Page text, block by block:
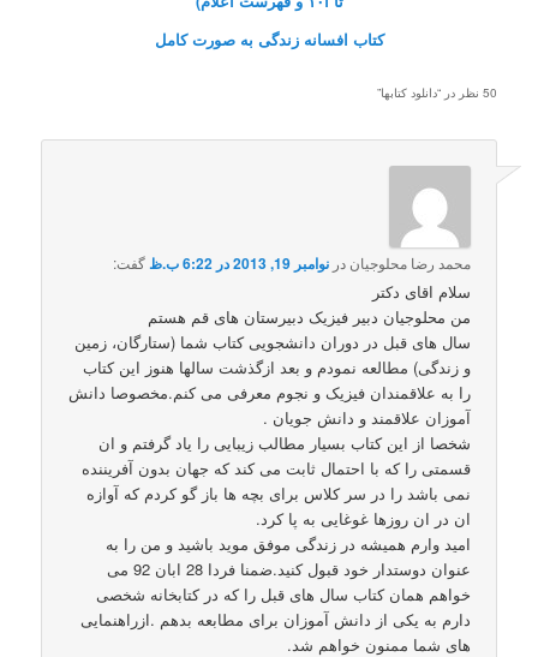
کتاب افسانه زندگی به صورت کامل
50 نظر در “ دانلود کتابها”
محمد رضا محلوجیان درنوامبر 19, 2013 در 6:22 ب.ظ گفت:
سلام اقای دکتر
من محلوجیان دبیر فیزیک دبیرستان های قم هستم
سال های قبل در دوران دانشجویی کتاب شما (ستارگان، زمین
و زندگی) مطالعه نمودم و بعد ازگذشت سالها هنوز این کتاب
را به علاقمندان فیزیک و نجوم معرفی می کنم.مخصوصا دانش
آموزان علاقمند و دانش جویان .
شخصا از این کتاب بسیار مطالب زیبایی را یاد گرفتم و ان
قسمتی را که با احتمال ثابت می کند که جهان بدون آفریننده
نمی باشد را در سر کلاس برای بچه ها باز گو کردم که آوازه
ان در ان روزها غوغایی به پا کرد.
امید وارم همیشه در زندگی موفق موید باشید و من را به
عنوان دوستدار خود قبول کنید.ضمنا فردا 28 ابان 92 می
خواهم همان کتاب سال های قبل را که در کتابخانه شخصی
دارم به یکی از دانش آموزان برای مطابعه بدهم .ازراهنمایی
های شما ممنون خواهم شد.